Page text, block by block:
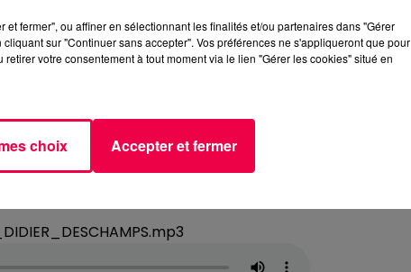
et fermer", ou affiner en sélectionnant les finalités et/ou partenaires dans "Gérer
sur "Continuer sans accepter". Vos préférences ne s'appliqueront que pour
votre consentement à tout moment via le lien "Gérer les cookies" situé en
choix Accepter et fermer